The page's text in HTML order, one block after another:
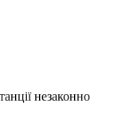
незаконно